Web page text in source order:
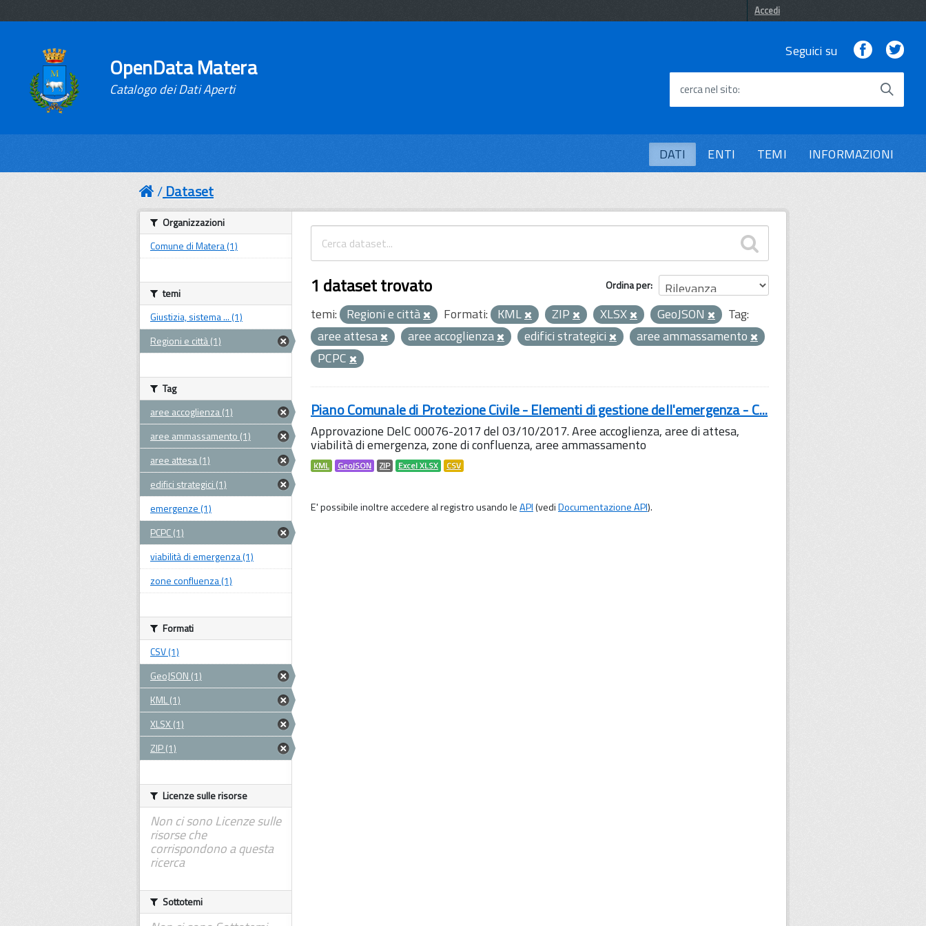
Accedi
OpenData Matera
Catalogo dei Dati Aperti
Seguici su Facebook
cerca nel sito
DATI ENTI TEMI INFORMAZIONI
Dataset
Ordina per
1 dataset trovato
temi: Regioni e città Formati: KML ZIP XLSX GeoJSON
Tag:
aree attesa
aree accoglienza edifici strategici
aree ammassamento
PCPC
Piano Comunale di Protezione Civile - Elementi di gestione dell'emergenza - C...
Approvazione DelC 00076-2017 del 03/10/2017. Aree accoglienza, aree di attesa,
viabilità di emergenza, zone di confluenza, aree ammassamento
KML GeoJSON ZIP Excel XLSX CSV
E' possibile inoltre accedere al registro usando leAPI(vediDocumentazione API).
Organizzazioni
Comune di Matera (1)
temi
Giustizia, sistema ... (1)
Regioni e città (1)
Tag
aree accoglienza (1)
aree ammassamento (1)
aree attesa (1)
edifici strategici (1)
emergenze (1)
PCPC (1)
viabilità di emergenza (1)
zone confluenza (1)
Formati
CSV (1)
GeoJSON (1)
KML (1)
XLSX (1)
ZIP (1)
Licenze sulle risorse
Non ci sono Licenze sulle
risorse che
corrispondono a questa
ricerca
Sottotemi